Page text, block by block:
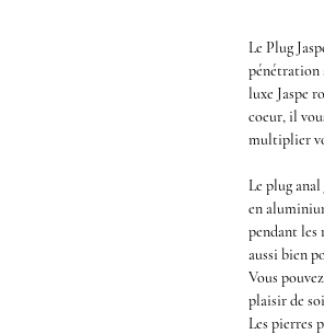
Le Plug
pénétration
luxe Jaspe
coeur, il
multiplier
Le plug anal
en
pendant les
aussi bien
Vous
plaisir de
Les pierres